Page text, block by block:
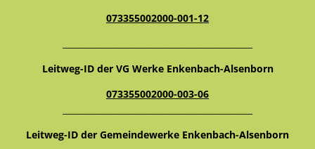
073355002000-001-12
Leitweg-ID der VG Werke Enkenbach-Alsenborn
073355002000-003-06
Leitweg-ID der Gemeindewerke Enkenbach-Alsenborn